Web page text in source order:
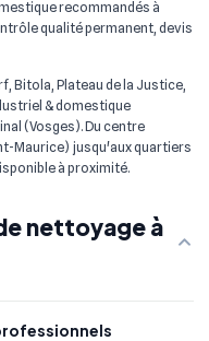
recommandés à
qualité permanent, devis
Bitola, Plateau de la Justice,
& domestique
(Vosges). Du centre
Maurice) jusqu'aux quartiers
à proximité.
nettoyage à